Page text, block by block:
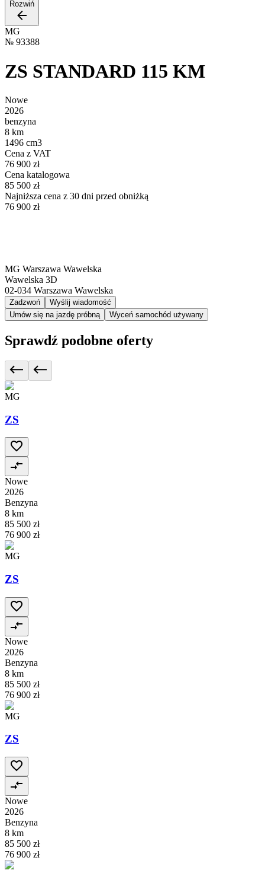
Rozwiń
MG
№ 93388
ZS STANDARD 115 KM
Nowe
2026
benzyna
8 km
1496 cm3
Cena z VAT
76 900 zł
Cena katalogowa
85 500 zł
Najniższa cena z 30 dni przed obniżką
76 900 zł
MG Warszawa Wawelska
Wawelska 3D
02-034 Warszawa Wawelska
Zadzwoń
Wyślij wiadomość
Umów się na jazdę próbną
Wyceń samochód używany
Sprawdź podobne oferty
MG
ZS
Nowe
2026
Benzyna
8 km
85 500 zł
76 900 zł
MG
ZS
Nowe
2026
Benzyna
8 km
85 500 zł
76 900 zł
MG
ZS
Nowe
2026
Benzyna
8 km
85 500 zł
76 900 zł